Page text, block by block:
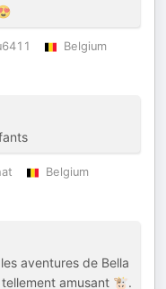
Belgium
Belgium
aventures de Bella
tellement amusant 🐮.